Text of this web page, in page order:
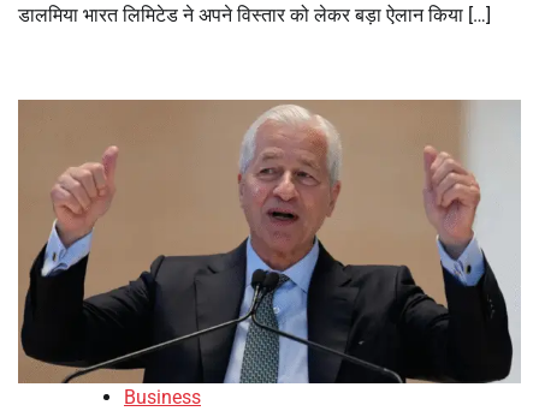
डालमिया भारत लिमिटेड ने अपने विस्तार को लेकर बड़ा ऐलान किया […]
Business